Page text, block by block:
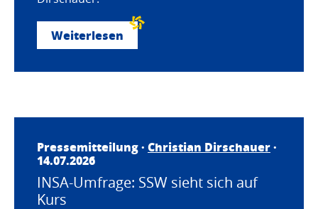
Weiterlesen
Pressemitteilung · Christian Dirschauer·
14.07.2026
INSA-Umfrage: SSW sieht sich auf
Kurs